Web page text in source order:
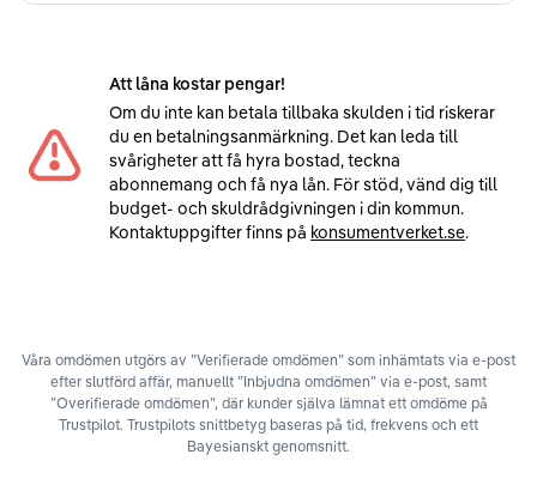
Att låna kostar pengar!
Om du inte kan betala tillbaka skulden i tid riskerar
du en betalningsanmärkning. Det kan leda till
svårigheter att få hyra bostad, teckna
abonnemang och få nya lån. För stöd, vänd dig till
budget- och skuldrådgivningen i din kommun.
Kontaktuppgifter finns på konsumentverket.se.
Våra omdömen utgörs av ”Verifierade omdömen” som inhämtats via e-post
efter slutförd affär, manuellt ”Inbjudna omdömen” via e-post, samt
”Overifierade omdömen”, där kunder själva lämnat ett omdöme på
Trustpilot. Trustpilots snittbetyg baseras på tid, frekvens och ett
Bayesianskt genomsnitt.